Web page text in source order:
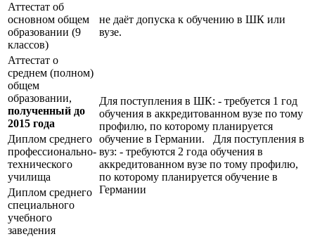
Аттестат об
основном общем
образовании (9
классов)
не даёт допуска к обучению в ШК или
вузе.
Аттестат о
среднем (полном)
общем
образовании,
полученный до
2015 года
Для поступления в ШК: - требуется 1 год
обучения в аккредитованном вузе по тому
профилю, по которому планируется
обучение в Германии. Для поступления в
вуз: - требуются 2 года обучения в
аккредитованном вузе по тому профилю,
по которому планируется обучение в
Германии
Диплом среднего
профессионально-
технического
училища
Диплом среднего
специального
учебного
заведения